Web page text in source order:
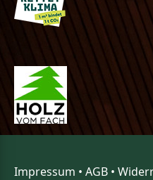
Impressum • AGB •